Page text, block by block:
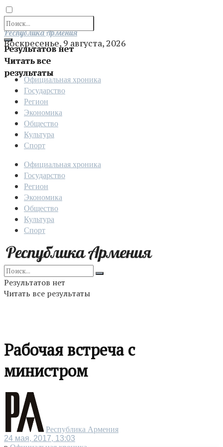
Результатов нет
Читать все
результаты
Отправить
Республика Армения
Воскресенье, 9 августа, 2026
Официальная хроника
Государство
Регион
Экономика
Общество
Культура
Спорт
Официальная хроника
Государство
Регион
Экономика
Общество
Культура
Спорт
Результатов нет
Читать все результаты
Рабочая встреча с
министром
Республика Армения
24 мая, 2017, 13:03